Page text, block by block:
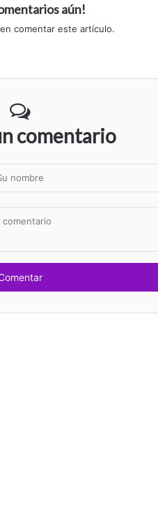
aún!
comentar este artículo.
comentario